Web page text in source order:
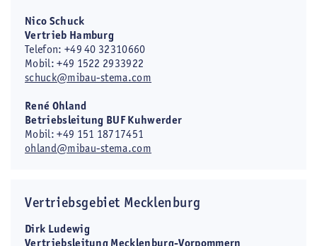
Nico Schuck
Vertrieb Hamburg
Telefon: +49 40 32310660
Mobil: +49 1522 2933922
schuck@mibau-stema.com
René Ohland
Betriebsleitung BUF Kuhwerder
Mobil: +49 151 18717451
ohland@mibau-stema.com
Vertriebsgebiet Mecklenburg
Dirk Ludewig
Vertriebsleitung Mecklenburg-Vorpommern